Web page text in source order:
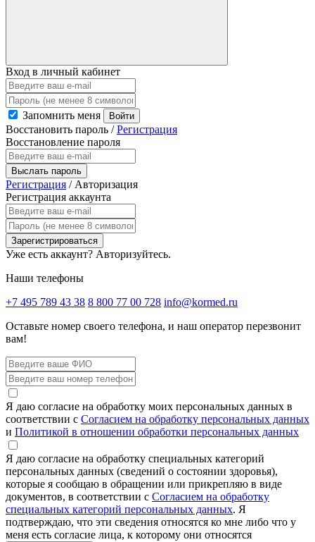
Вход в личный кабинет
Запомнить меня Войти
Восстановить пароль /Регистрация
Восстановление пароля
Выслать пароль
Регистрация / Авторизация
Регистрация аккаунта
Зарегистрироваться
Уже есть аккаунт? Авторизуйтесь.
Наши телефоны
+7 495 789 43 38 8 800 77 00 728 info@kormed.ru
Оставьте номер своего телефона, и наш оператор перезвонит
вам!
Я даю согласие на обработку моих персональных данных в
соответствии с Согласием на обработку персональных данных
и Политикой в отношении обработки персональных данных
Я даю согласие на обработку специальных категорий
персональных данных (сведений о состоянии здоровья),
которые я сообщаю в обращении или прикрепляю в виде
документов, в соответствии с Согласием на обработку
специальных категорий персональных данных. Я
подтверждаю, что эти сведения относятся ко мне либо что у
меня есть согласие лица, к которому они относятся